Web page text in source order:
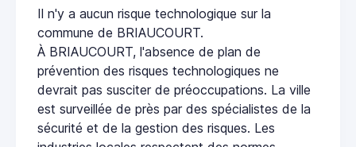
Il n'y a aucun risque technologique sur la
commune de BRIAUCOURT.
À BRIAUCOURT, l'absence de plan de
prévention des risques technologiques ne
devrait pas susciter de préoccupations. La ville
est surveillée de près par des spécialistes de la
sécurité et de la gestion des risques. Les